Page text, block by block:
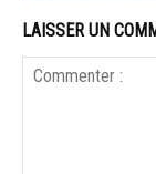
LAISSER UN